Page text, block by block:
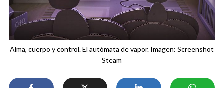
Alma, cuerpo y control. El autómata de vapor. Imagen: Screenshot
Steam